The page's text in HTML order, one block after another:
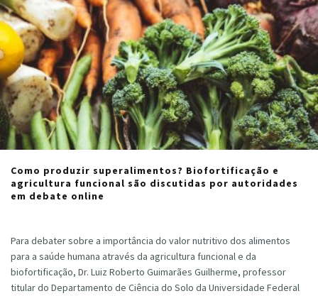
Como produzir superalimentos? Biofortificação e
agricultura funcional são discutidas por autoridades
em debate online
Para debater sobre a importância do valor nutritivo dos alimentos
para a saúde humana através da agricultura funcional e da
biofortificação, Dr. Luiz Roberto Guimarães Guilherme, professor
titular do Departamento de Ciência do Solo da Universidade Federal